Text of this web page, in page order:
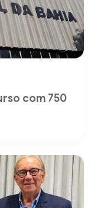
com 750